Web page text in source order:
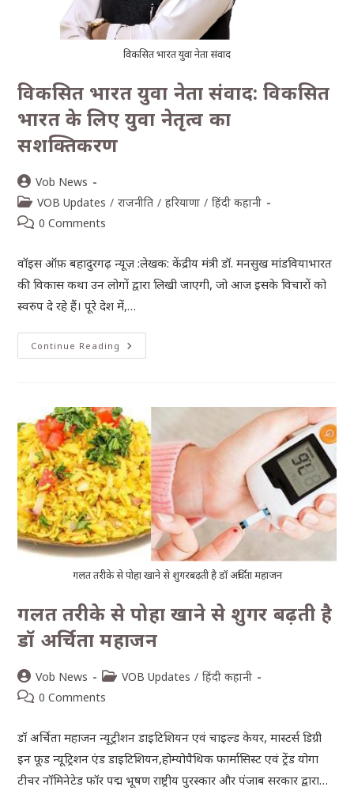
विकसित भारत युवा नेता संवाद
विकसित भारत युवा नेता संवाद: विकसित
भारत के लिए युवा नेतृत्व का
सशक्तिकरण
Vob News
VOB Updates / राजनीति / हरियाणा / हिंदी कहानी
0 Comments
वॉइस ऑफ़ बहादुरगढ़ न्यूज़ :लेखक: केंद्रीय मंत्री डॉ. मनसुख मांडवियाभारत
की विकास कथा उन लोगों द्वारा लिखी जाएगी, जो आज इसके विचारों को
स्वरुप दे रहे हैं। पूरे देश में,…
Continue Reading
गलत तरीके से पोहा खाने से शुगरबढ़ती है डॉ अर्चिता महाजन
गलत तरीके से पोहा खाने से शुगर बढ़ती है
डॉ अर्चिता महाजन
Vob News VOB Updates / हिंदी कहानी
0 Comments
डॉ अर्चिता महाजन न्यूट्रीशन डाइटिशियन एवं चाइल्ड केयर, मास्टर्स डिग्री
इन फूड न्यूट्रिशन एंड डाइटिशियन,होम्योपैथिक फार्मासिस्ट एवं ट्रेंड योगा
टीचर नॉमिनेटेड फॉर पद्म भूषण राष्ट्रीय पुरस्कार और पंजाब सरकार द्वारा…